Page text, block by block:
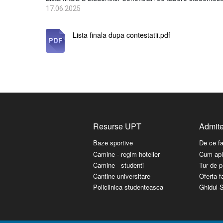
17.06.2025
Lista finala dupa contestatii.pdf
Resurse UPT
Baze sportive
Camine - regim hotelier
Camine - studenti
Cantine universitare
Policlinica studenteasca
De ce
Cum
Tur de
Oferta
Ghidul